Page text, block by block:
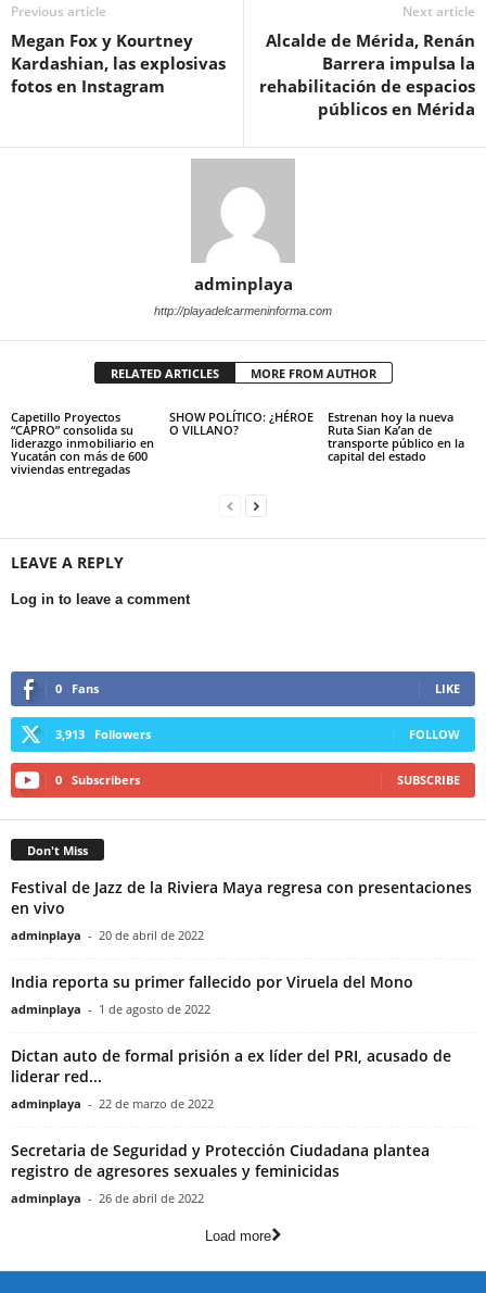
Previous article
Megan Fox y Kourtney
Kardashian, las explosivas
fotos en Instagram
Next article
Alcalde de Mérida, Renán
Barrera impulsa la
rehabilitación de espacios
públicos en Mérida
adminplaya
http://playadelcarmeninforma.com
RELATED ARTICLES MORE FROM AUTHOR
Capetillo Proyectos
“CAPRO” consolida su
liderazgo inmobiliario en
Yucatán con más de 600
viviendas entregadas
SHOW POLÍTICO: ¿HÉROE
O VILLANO?
Estrenan hoy la nueva
Ruta Sian Ka’an de
transporte público en la
capital del estado
LEAVE A REPLY
Log in to leave a comment
0 Fans LIKE
3,913 Followers FOLLOW
0 Subscribers SUBSCRIBE
Don't Miss
Festival de Jazz de la Riviera Maya regresa con presentaciones
en vivo
adminplaya - 20 de abril de 2022
India reporta su primer fallecido por Viruela del Mono
adminplaya - 1 de agosto de 2022
Dictan auto de formal prisión a ex líder del PRI, acusado de
liderar red...
adminplaya - 22 de marzo de 2022
Secretaria de Seguridad y Protección Ciudadana plantea
registro de agresores sexuales y feminicidas
adminplaya - 26 de abril de 2022
Load more